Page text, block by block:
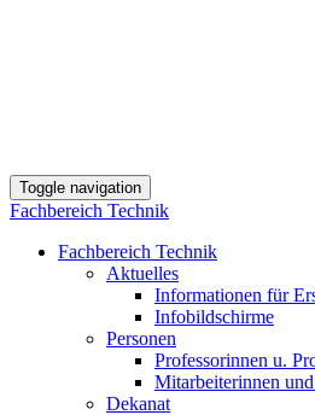
Toggle navigation
Fachbereich Technik
Fachbereich Technik
Aktuelles
Informationen für
Infobildschirme
Personen
Professorinnen u.
Mitarbeiterinnen
Dekanat